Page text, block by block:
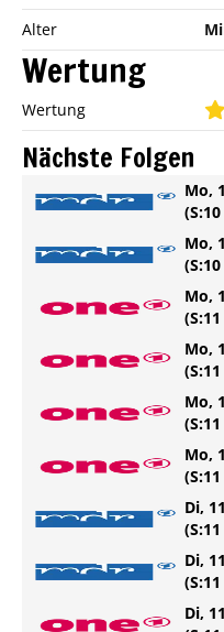
Alter
Wertung
Wertung
Nächste Folgen
Mo,
Mo,
Mo,
Mo,
Mo,
Mo,
Di,
Di,
Di,